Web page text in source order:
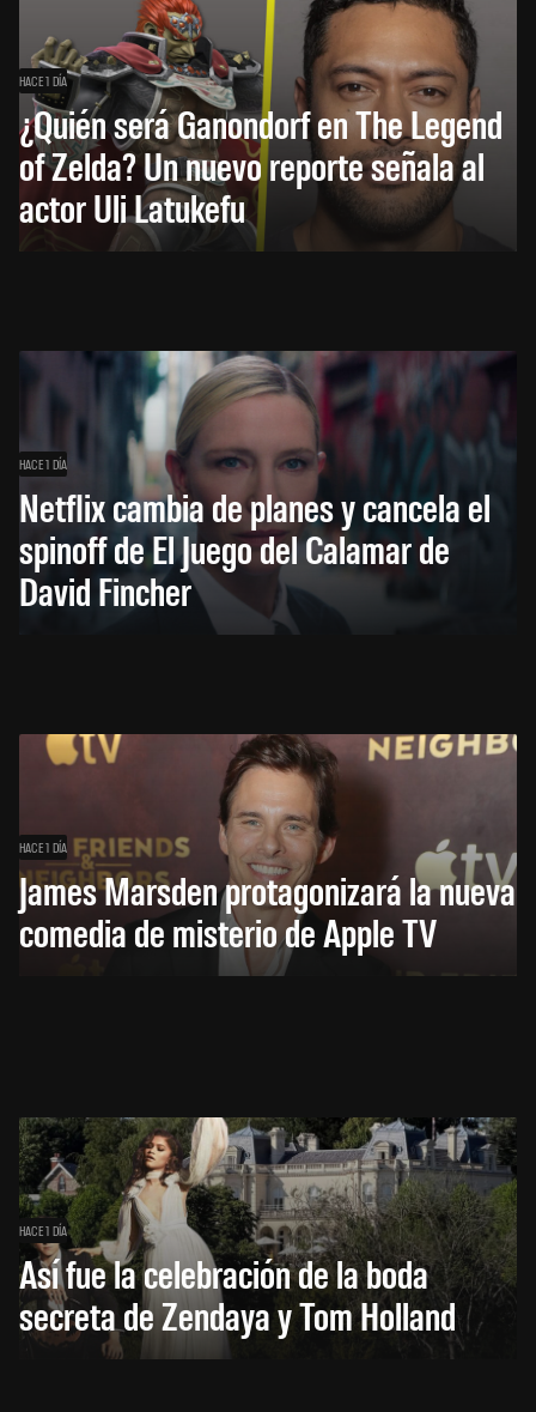
HACE 1 DÍA
¿Quién será Ganondorf en The Legend
of Zelda? Un nuevo reporte señala al
actor Uli Latukefu
HACE 1 DÍA
Netflix cambia de planes y cancela el
spinoff de El Juego del Calamar de
David Fincher
HACE 1 DÍA
James Marsden protagonizará la nueva
comedia de misterio de Apple TV
HACE 1 DÍA
Así fue la celebración de la boda
secreta de Zendaya y Tom Holland